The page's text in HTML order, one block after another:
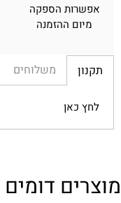
אפשרות הספקה
מיום ההזמנה
תקנון משלוחים
לחץ כאן
מוצרים דומים